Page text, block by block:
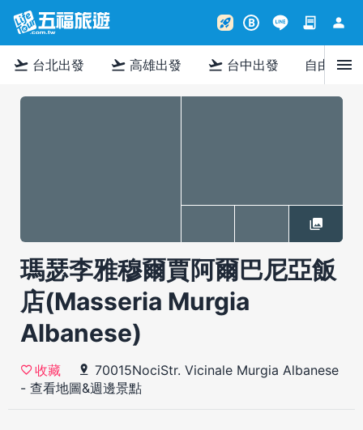
rocket_launch B contract person
flight_takeoff 台北出發 flight_takeoff 高雄出發 flight_takeoff 台中出發 自由行menu
瑪瑟李雅穆爾賈阿爾巴尼亞飯
店(Masseria Murgia
Albanese)
收藏
70015NociStr. Vicinale Murgia Albanese
- 查看地圖&週邊景點